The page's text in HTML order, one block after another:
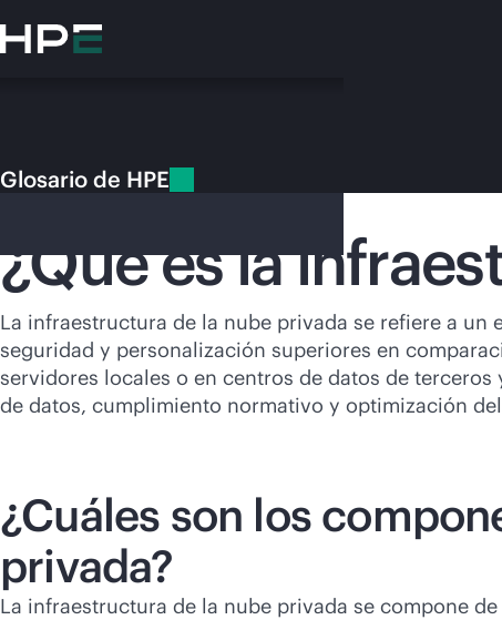
al
contenido
En
Dirígete a la
Glosario de HPE
¿Qué es la
La infraestructura de la nube privada se refiere a
seguridad y personalización superiores en
servidores locales o en centros de datos de
de datos, cumplimiento normativo y optimización
¿Cuáles son los
privada?
La infraestructura de la nube privada se compone